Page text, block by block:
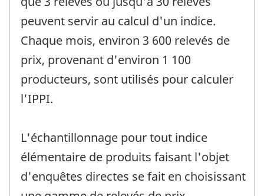
peuvent servir au calcul d'un indice.
Chaque mois, environ 3 600 relevés de
prix, provenant d'environ 1 100
producteurs, sont utilisés pour calculer
l'IPPI.
L'échantillonnage pour tout indice
élémentaire de produits faisant l'objet
d'enquêtes directes se fait en choisissant